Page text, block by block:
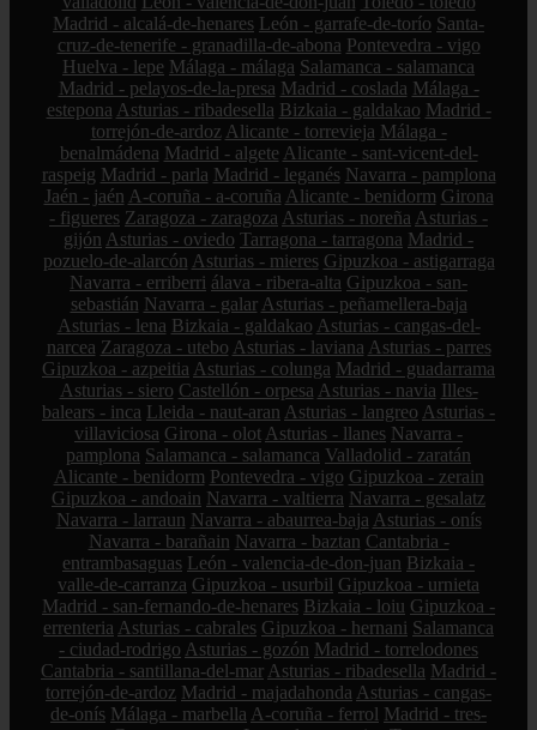
Madrid - alcalá-de-henares León - garrafe-de-torío Santa-
cruz-de-tenerife - granadilla-de-abona Pontevedra - vigo
Huelva - lepe Málaga - málaga Salamanca - salamanca
Madrid - pelayos-de-la-presa Madrid - coslada Málaga -
estepona Asturias - ribadesella Bizkaia - galdakao Madrid -
torrejón-de-ardoz Alicante - torrevieja Málaga -
benalmádena Madrid - algete Alicante - sant-vicent-del-
raspeig Madrid - parla Madrid - leganés Navarra - pamplona
Jaén - jaén A-coruña - a-coruña Alicante - benidorm Girona
- figueres Zaragoza - zaragoza Asturias - noreña Asturias -
gijón Asturias - oviedo Tarragona - tarragona Madrid -
pozuelo-de-alarcón Asturias - mieres Gipuzkoa - astigarraga
Navarra - erriberri álava - ribera-alta Gipuzkoa - san-
sebastián Navarra - galar Asturias - peñamellera-baja
Asturias - lena Bizkaia - galdakao Asturias - cangas-del-
narcea Zaragoza - utebo Asturias - laviana Asturias - parres
Gipuzkoa - azpeitia Asturias - colunga Madrid - guadarrama
Asturias - siero Castellón - orpesa Asturias - navia Illes-
balears - inca Lleida - naut-aran Asturias - langreo Asturias -
villaviciosa Girona - olot Asturias - llanes Navarra -
pamplona Salamanca - salamanca Valladolid - zaratán
Alicante - benidorm Pontevedra - vigo Gipuzkoa - zerain
Gipuzkoa - andoain Navarra - valtierra Navarra - gesalatz
Navarra - larraun Navarra - abaurrea-baja Asturias - onís
Navarra - barañain Navarra - baztan Cantabria -
entrambasaguas León - valencia-de-don-juan Bizkaia -
valle-de-carranza Gipuzkoa - usurbil Gipuzkoa - urnieta
Madrid - san-fernando-de-henares Bizkaia - loiu Gipuzkoa -
errenteria Asturias - cabrales Gipuzkoa - hernani Salamanca
- ciudad-rodrigo Asturias - gozón Madrid - torrelodones
Cantabria - santillana-del-mar Asturias - ribadesella Madrid -
torrejón-de-ardoz Madrid - majadahonda Asturias - cangas-
de-onís Málaga - marbella A-coruña - ferrol Madrid - tres-